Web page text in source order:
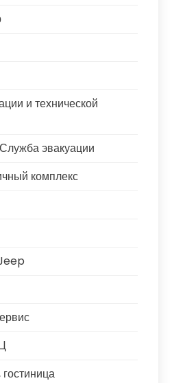
и технической
эвакуации
комплекс